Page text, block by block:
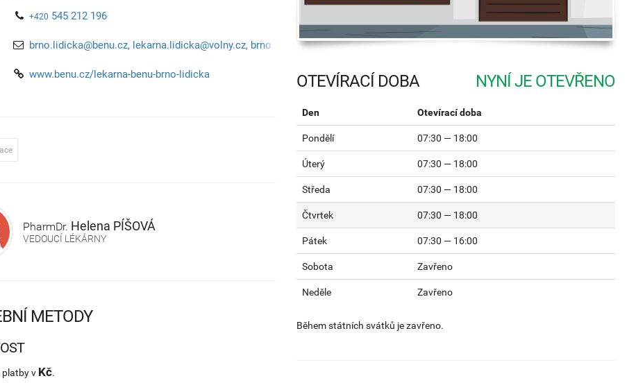
+420 545 212 196
brno.lidicka@benu.cz, lekarna.lidicka@volny.cz, brno.lidicka@benu.cz
www.benu.cz/lekarna-benu-brno-lidicka
PharmDr. Helena PÍŠOVÁ
VEDOUCÍ LÉKÁRNY
OTEVÍRACÍ DOBA
Den Otevírací doba
Pondělí 07:30 — 18:00
Úterý 07:30 — 18:00
Středa 07:30 — 18:00
Čtvrtek 07:30 — 18:00
Pátek 07:30 — 16:00
Sobota Zavřeno
Neděle Zavřeno
Během státních svátků je zavřeno.
METODY
platby v Kč.